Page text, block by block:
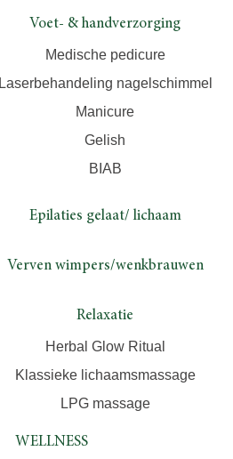
Voet- & handverzorging
Medische pedicure
Laserbehandeling nagelschimmel
Manicure
Gelish
BIAB
Epilaties gelaat/ lichaam
Verven wimpers/wenkbrauwen
Relaxatie
Herbal Glow Ritual
Klassieke lichaamsmassage
LPG massage
WELLNESS